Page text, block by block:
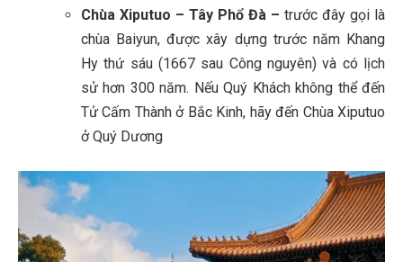
Chùa Xiputuo – Tây Phổ Đà – trước đây gọi là
chùa Baiyun, được xây dựng trước năm Khang
Hy thứ sáu (1667 sau Công nguyên) và có lịch
sử hơn 300 năm. Nếu Quý Khách không thể đến
Tử Cấm Thành ở Bắc Kinh, hãy đến Chùa Xiputuo
ở Quý Dương